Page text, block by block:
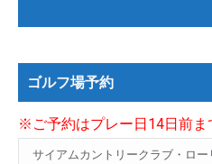
ゴルフ場予約
※ご予約はプレー日14日前ま